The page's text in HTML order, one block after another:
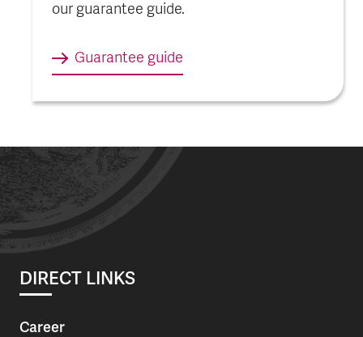
our guarantee guide.
Guarantee guide
DIRECT LINKS
Career